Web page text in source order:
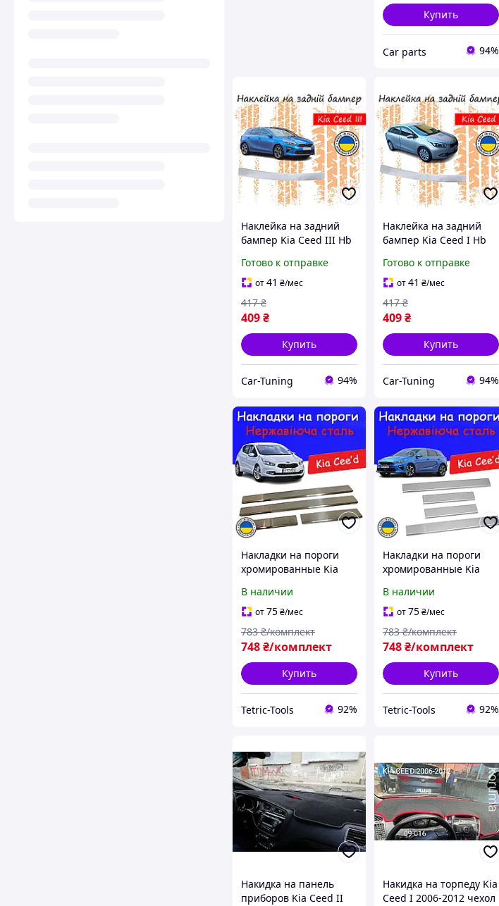
Купить
Сar parts 94%
Наклейка на задний
бампер Kia Ceed III Hb
защитная
Готово к отправке
от41 ₴/мес
409₴
417 ₴
Купить
Car-Tuning 94%
Наклейка на задний
бампер Kia Ceed I Hb
бампер серые декор
накладки
Готово к отправке
от41 ₴/мес
409₴
417 ₴
Купить
Car-Tuning 94%
Накладки на пороги
хромированные Kia
2018 Нержавейка
декор накладки
порогов
В наличии
от75₴/мес
748₴/комплект
783 ₴/комплект
Купить
Tetric-Tools 92%
Накладки на пороги
хромированные Kia
2018-2025 Нержавейка
декор накладки
порогов
В наличии
от75₴/мес
748₴/комплект
783 ₴/комплект
Купить
Tetric-Tools 92%
Накидка на панель
приборов Kia Ceed II
Накидка на торпеду Kia
Ceed I 2006-2012 чехол